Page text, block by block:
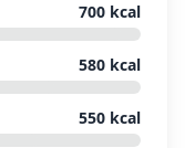
700 kcal
580 kcal
550 kcal